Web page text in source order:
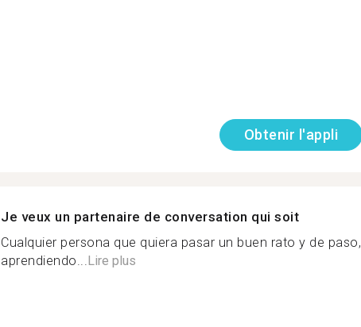
Obtenir l'appli
Je veux un partenaire de conversation qui soit
Cualquier persona que quiera pasar un buen rato y de paso,
aprendiendo...Lire plus